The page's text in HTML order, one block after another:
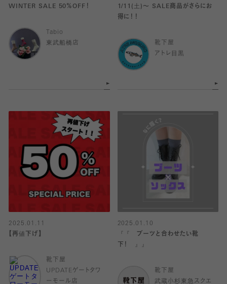
WINTER SALE 50％OFF！
Tabio
東武船橋店
1/11(土)〜 SALE商品がさらにお
得に！！
靴下屋
アトレ目黒
2025.01.11
【再値下げ】
靴下屋
UPDATEゲートタワ
ーモール店
2025.01.10
『『 ブーツと合わせたい靴
下！ 』』
靴下屋
武蔵小杉東急スクエ